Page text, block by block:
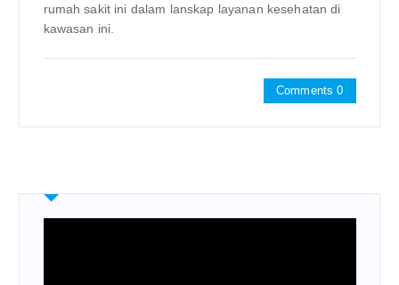
rumah sakit ini dalam lanskap layanan kesehatan di
kawasan ini.
Comments 0